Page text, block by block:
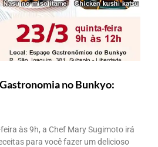
no Bunkyo:
às 9h, a Chef Mary Sugimoto irá
para você fazer um delicioso